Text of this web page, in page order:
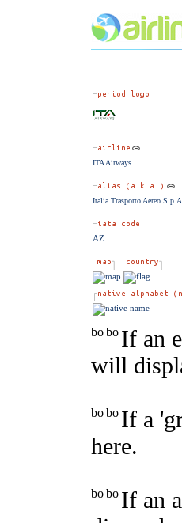
ITA Airways
Italia Trasporto Aereo S.p.A.
AZ